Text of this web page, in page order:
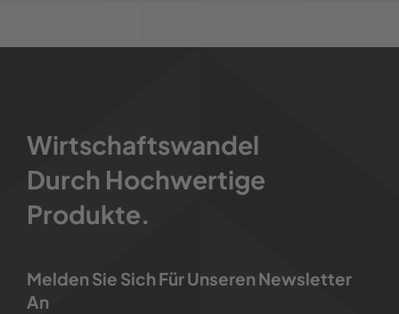
Wirtschaftswandel
Durch Hochwertige
Produkte.
Melden Sie Sich Für Unseren Newsletter
An